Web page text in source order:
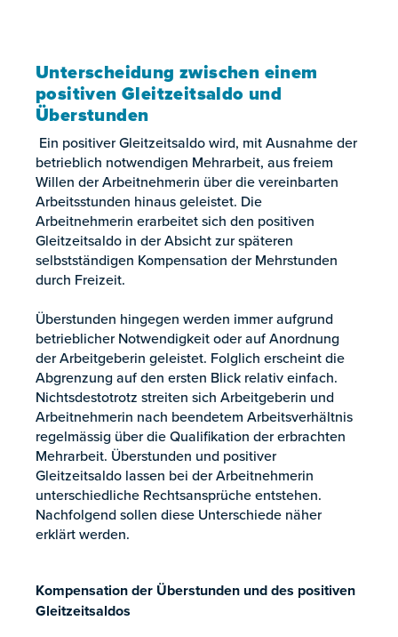
Unterscheidung zwischen einem
positiven Gleitzeitsaldo und
Überstunden
Ein positiver Gleitzeitsaldo wird, mit Ausnahme der
betrieblich notwendigen Mehrarbeit, aus freiem
Willen der Arbeitnehmerin über die vereinbarten
Arbeitsstunden hinaus geleistet. Die
Arbeitnehmerin erarbeitet sich den positiven
Gleitzeitsaldo in der Absicht zur späteren
selbstständigen Kompensation der Mehrstunden
durch Freizeit.
Überstunden hingegen werden immer aufgrund
betrieblicher Notwendigkeit oder auf Anordnung
der Arbeitgeberin geleistet. Folglich erscheint die
Abgrenzung auf den ersten Blick relativ einfach.
Nichtsdestotrotz streiten sich Arbeitgeberin und
Arbeitnehmerin nach beendetem Arbeitsverhältnis
regelmässig über die Qualifikation der erbrachten
Mehrarbeit. Überstunden und positiver
Gleitzeitsaldo lassen bei der Arbeitnehmerin
unterschiedliche Rechtsansprüche entstehen.
Nachfolgend sollen diese Unterschiede näher
erklärt werden.
Kompensation der Überstunden und des positiven
Gleitzeitsaldos